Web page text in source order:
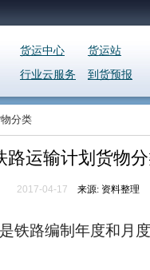
货运站
货运中心
到货预报
行业云服务
分类
路运输计划货物
2017-04-17 来源: 资料整理
铁路编制年度和月